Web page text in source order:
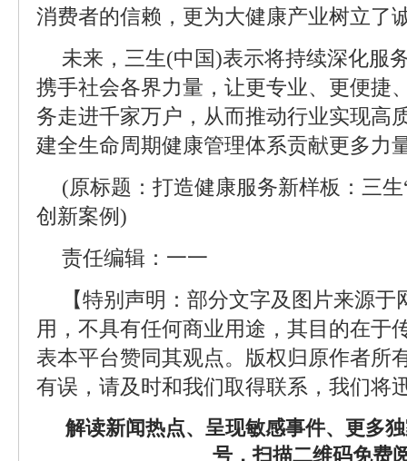
消费者的信赖，更为大健康产业树立了
未来，三生(中国)表示将持续深化服
携手社会各界力量，让更专业、更便捷
务走进千家万户，从而推动行业实现高
建全生命周期健康管理体系贡献更多力
(原标题：打造健康服务新样板：三
创新案例)
责任编辑：一一
【特别声明：部分文字及图片来源
用，不具有任何商业用途，其目的在于
表本平台赞同其观点。版权归原作者所
有误，请及时和我们取得联系，我们将
解读新闻热点、呈现敏感事件、更多
号，扫描二维码免费